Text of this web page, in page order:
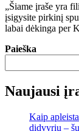
„Šiame įraše yra
įsigysite pirkinį
labai dėkinga per
Paieška
Naujausi
Kaip
didvyriu –